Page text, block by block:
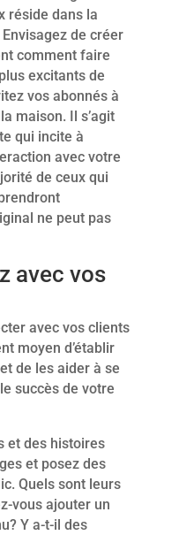
réside dans la
de créer
comment faire
excitants de
vos abonnés à
maison. Il s’agit
qui incite à
avec votre
de ceux qui
ne peut pas
avec vos
avec vos clients
moyen d’établir
de les aider à se
succès de votre
et des histoires
et posez des
Quels sont leurs
vous ajouter un
Y a-t-il des